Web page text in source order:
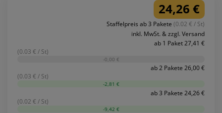
24,26 €
Staffelpreis ab 3 Pakete (0.02 € / St)
inkl. MwSt. & zzgl. Versand
ab 1 Paket 27,41 €
(0.03 € / St)
-0,00 €
ab 2 Pakete 26,00 €
(0.03 € / St)
-2,81 €
ab 3 Pakete 24,26 €
(0.02 € / St)
-9,42 €